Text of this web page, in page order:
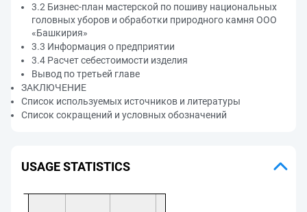
3.2 Бизнес-план мастерской по пошиву национальных
головных уборов и обработки природного камня ООО
«Башкирия»
3.3 Информация о предприятии
3.4 Расчет себестоимости изделия
Вывод по третьей главе
ЗАКЛЮЧЕНИЕ
Список используемых источников и литературы
Список сокращений и условных обозначений
USAGE STATISTICS